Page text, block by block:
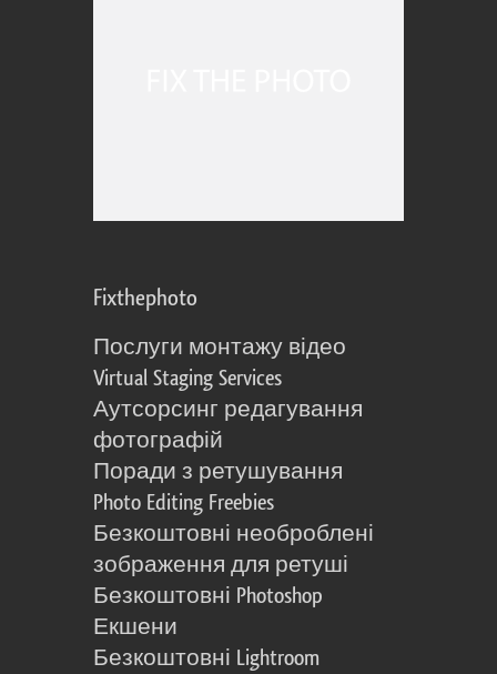
Fixthephoto
Послуги монтажу відео
Virtual Staging Services
Аутсорсинг редагування
фотографій
Поради з ретушування
Photo Editing Freebies
Безкоштовні необроблені
зображення для ретуші
Безкоштовні Photoshop
Екшени
Безкоштовні Lightroom